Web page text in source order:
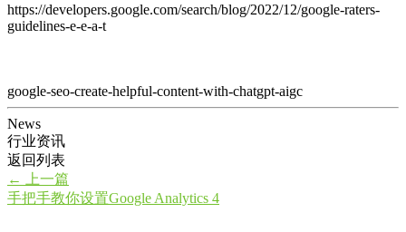
https://developers.google.com/search/blog/2022/12/google-raters-
guidelines-e-e-a-t
google-seo-create-helpful-content-with-chatgpt-aigc
News
行业资讯
返回列表
←
上一篇
手把手教你设置Google Analytics 4